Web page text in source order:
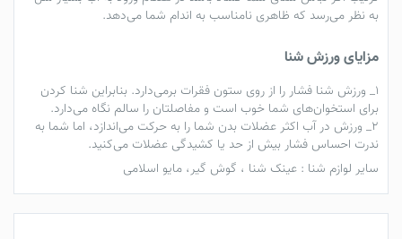
به نظر می‌رسد که ظاهری نامناسب به اندام شما می‌دهد.
مزایای ورزش شنا
1_ ورزش شنا فشار را از روی ستون فقرات برمی‌دارد. بنابراین شنا کردن
برای استخوان‌های شما خوب است و مفاصلتان را سالم نگاه می‌دارد.
2_ ورزش در آب اکثر عضلات بدن شما را به حرکت می‌اندازد، اما شما به
ندرت احساس فشار بیش از حد یا کشیدگی عضلات می‌کنید.
سایر لوازم شنا : عینک شنا ، گوش گیر، مایو اسلامی